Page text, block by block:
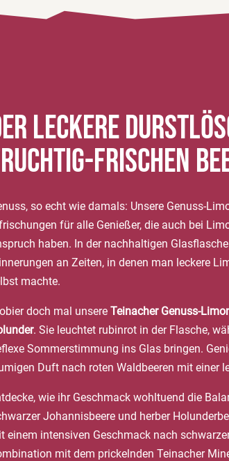
leckere
frischen
so echt wie damals: Unsere Genuss-
für alle Genießer, die auch bei
haben. In der nachhaltigen
an Zeiten, in denen man leckere
machte.
doch mal unsereTeinacher Genuss-
. Sie leuchtet rubinrot in der Flasche,
Sommerstimmung ins Glas bringen.
Duft nach roten Waldbeeren mit einer
wie ihr Geschmack wohltuend die
Johannisbeere und herber
einem intensiven Geschmack nach
mit dem prickelnden Teinacher